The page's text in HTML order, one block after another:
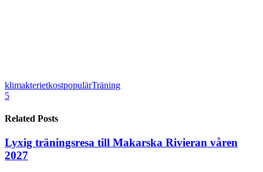
klimakterietkostpopulärTräning
5
Related Posts
Lyxig träningsresa till Makarska Rivieran våren
2027